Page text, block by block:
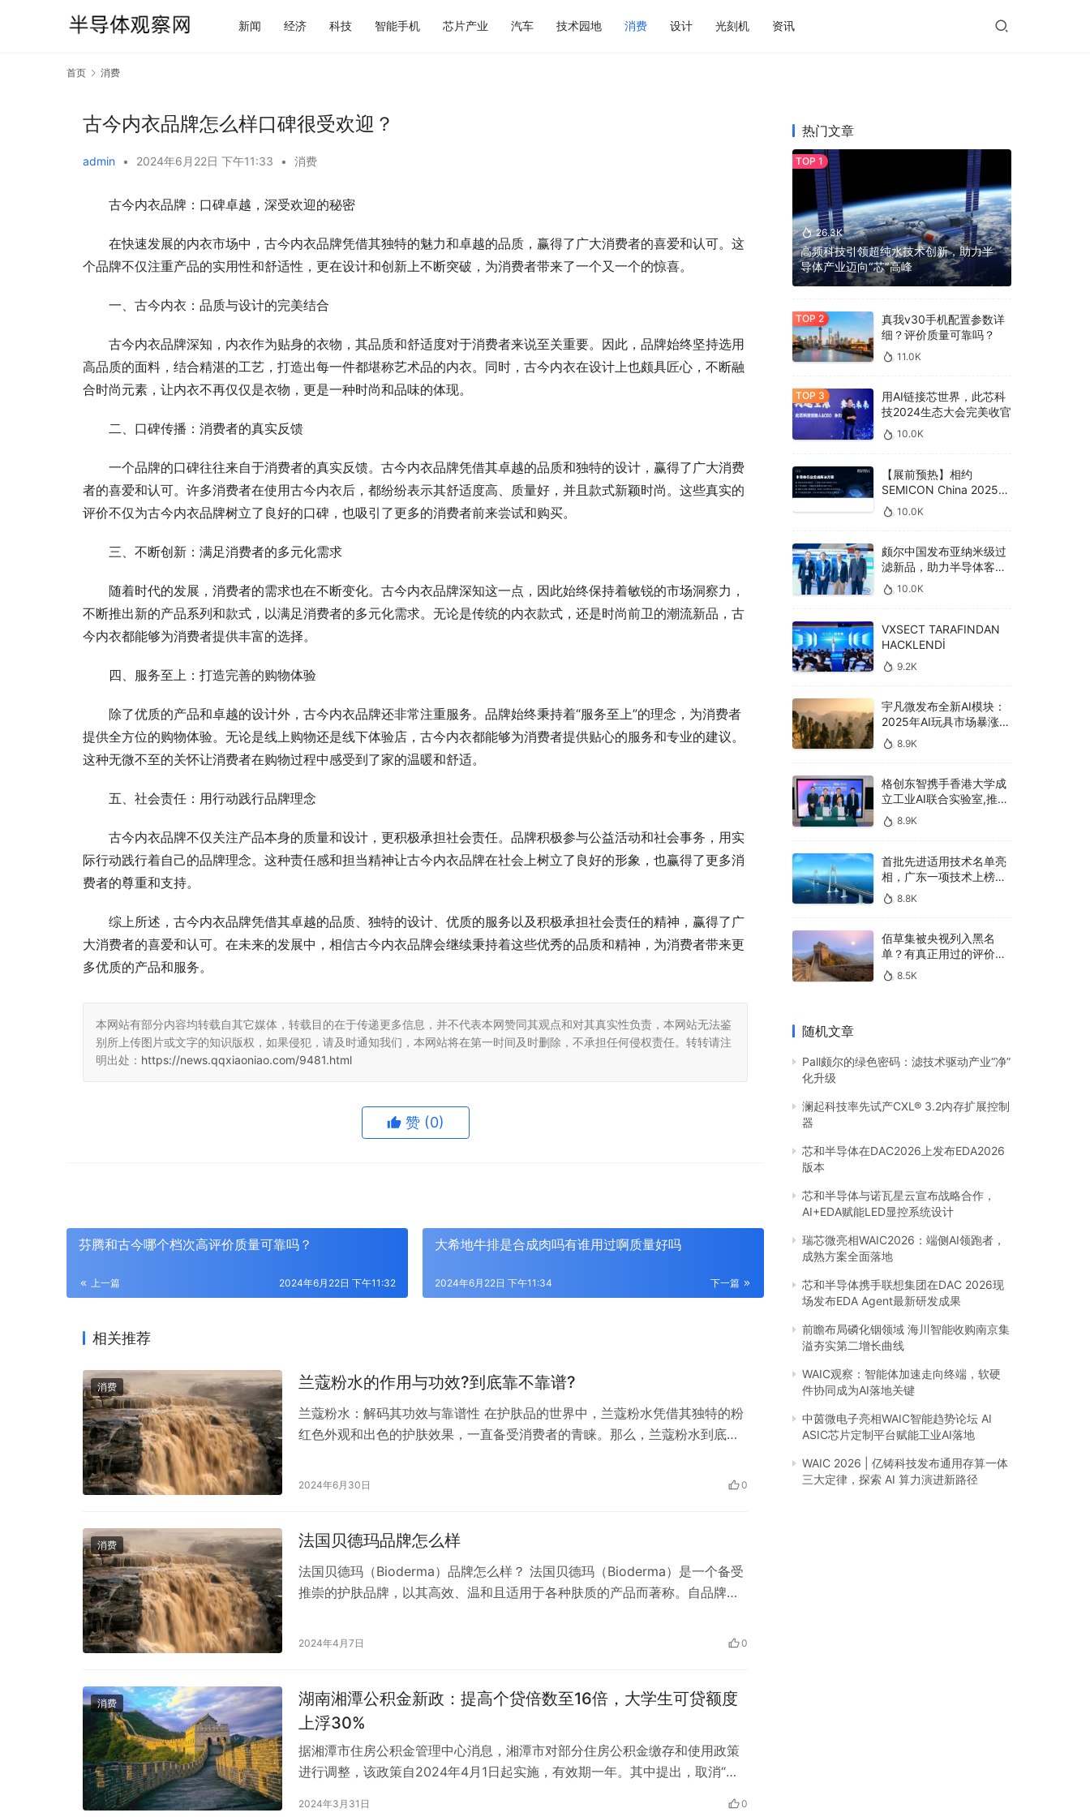
新闻 经济 科技 智能手机 芯片产业 汽车 技术园地 消费 设计 光刻机 资讯
首页 消费
古今内衣品牌怎么样口碑很受欢迎？
admin • 2024年6月22日 下午11:33 • 消费
古今内衣品牌：口碑卓越，深受欢迎的秘密
在快速发展的内衣市场中，古今内衣品牌凭借其独特的魅力和卓越的品质，赢得了广大消费者的喜爱和认可。这
个品牌不仅注重产品的实用性和舒适性，更在设计和创新上不断突破，为消费者带来了一个又一个的惊喜。
一、古今内衣：品质与设计的完美结合
古今内衣品牌深知，内衣作为贴身的衣物，其品质和舒适度对于消费者来说至关重要。因此，品牌始终坚持选用
高品质的面料，结合精湛的工艺，打造出每一件都堪称艺术品的内衣。同时，古今内衣在设计上也颇具匠心，不断融
合时尚元素，让内衣不再仅仅是衣物，更是一种时尚和品味的体现。
二、口碑传播：消费者的真实反馈
一个品牌的口碑往往来自于消费者的真实反馈。古今内衣品牌凭借其卓越的品质和独特的设计，赢得了广大消费
者的喜爱和认可。许多消费者在使用古今内衣后，都纷纷表示其舒适度高、质量好，并且款式新颖时尚。这些真实的
评价不仅为古今内衣品牌树立了良好的口碑，也吸引了更多的消费者前来尝试和购买。
三、不断创新：满足消费者的多元化需求
随着时代的发展，消费者的需求也在不断变化。古今内衣品牌深知这一点，因此始终保持着敏锐的市场洞察力，
不断推出新的产品系列和款式，以满足消费者的多元化需求。无论是传统的内衣款式，还是时尚前卫的潮流新品，古
今内衣都能够为消费者提供丰富的选择。
四、服务至上：打造完善的购物体验
除了优质的产品和卓越的设计外，古今内衣品牌还非常注重服务。品牌始终秉持着“服务至上”的理念，为消费者
提供全方位的购物体验。无论是线上购物还是线下体验店，古今内衣都能够为消费者提供贴心的服务和专业的建议。
这种无微不至的关怀让消费者在购物过程中感受到了家的温暖和舒适。
五、社会责任：用行动践行品牌理念
古今内衣品牌不仅关注产品本身的质量和设计，更积极承担社会责任。品牌积极参与公益活动和社会事务，用实
际行动践行着自己的品牌理念。这种责任感和担当精神让古今内衣品牌在社会上树立了良好的形象，也赢得了更多消
费者的尊重和支持。
综上所述，古今内衣品牌凭借其卓越的品质、独特的设计、优质的服务以及积极承担社会责任的精神，赢得了广
大消费者的喜爱和认可。在未来的发展中，相信古今内衣品牌会继续秉持着这些优秀的品质和精神，为消费者带来更
多优质的产品和服务。
本网站有部分内容均转载自其它媒体，转载目的在于传递更多信息，并不代表本网赞同其观点和对其真实性负责，本网站无法鉴
别所上传图片或文字的知识版权，如果侵犯，请及时通知我们，本网站将在第一时间及时删除，不承担任何侵权责任。转转请注
明出处： https://news.qqxiaoniao.com/9481.html
赞 (0)
芬腾和古今哪个档次高评价质量可靠吗？
上一篇 2024年6月22日 下午11:32
大希地牛排是合成肉吗有谁用过啊质量好吗
下一篇
2024年6月22日 下午11:34
相关推荐
消费 兰蔻粉水的作用与功效?到底靠不靠谱?
兰蔻粉水：解码其功效与靠谱性 在护肤品的世界中，兰蔻粉水凭借其独特的粉
红色外观和出色的护肤效果，一直备受消费者的青睐。那么，兰蔻粉水到底有
这个问题。 首先，我们来看看兰蔻粉水的主要功效。兰蔻粉水富含多种天然植
2024年6月30日 0
消费 法国贝德玛品牌怎么样
法国贝德玛（Bioderma）品牌怎么样？ 法国贝德玛（Bioderma）是一个备受
推崇的护肤品牌，以其高效、温和且适用于各种肤质的产品而著称。自品牌成
消费者的需求。 一、品牌背景与理念 法国贝德玛成立于1978年，由法国生物
2024年4月7日 0
消费
湖南湘潭公积金新政：提高个贷倍数至16倍，大学生可贷额度
上浮30%
据湘潭市住房公积金管理中心消息，湘潭市对部分住房公积金缴存和使用政策
进行调整，该政策自2024年4月1日起实施，有效期一年。其中提出，取消“灵
上”的限制条件；住房公积金贷款额度计算公式中，借款申请人和共同借款申请
2024年3月31日 0
热门文章
26.3K
高频科技引领超纯水技术创新，助力半
导体产业迈向“芯”高峰
真我v30手机配置参数详
细？评价质量可靠吗？
11.0K
用AI链接芯世界，此芯科
技2024生态大会完美收官
10.0K
【展前预热】相约
SEMICON China 2025，
德克威尔总线解决方案革
新助力半导体设备高效升
10.0K
颇尔中国发布亚纳米级过
滤新品，助力半导体客户
良率提升
10.0K
VXSECT TARAFINDAN
HACKLENDİ
9.2K
宇凡微发布全新AI模块：
2025年AI玩具市场暴涨
400亿，90%传统厂商的
生死战即将打响
8.9K
格创东智携手香港大学成
立工业AI联合实验室,推进
AMHS智能物料搬运调度
系统研发
8.9K
首批先进适用技术名单亮
相，广东一项技术上榜，
有何独特之处？
8.8K
佰草集被央视列入黑名
单？有真正用过的评价
吗？8.5K
随机文章
Pall颇尔的绿色密码：滤技术驱动产业“净”
化升级
澜起科技率先试产CXL® 3.2内存扩展控制
器
芯和半导体在DAC2026上发布EDA2026
版本
芯和半导体与诺瓦星云宣布战略合作，
AI+EDA赋能LED显控系统设计
瑞芯微亮相WAIC2026：端侧AI领跑者，
成熟方案全面落地
芯和半导体携手联想集团在DAC 2026现
场发布EDA Agent最新研发成果
前瞻布局磷化铟领域 海川智能收购南京集
溢夯实第二增长曲线
WAIC观察：智能体加速走向终端，软硬
件协同成为AI落地关键
中茵微电子亮相WAIC智能趋势论坛 AI
ASIC芯片定制平台赋能工业AI落地
WAIC 2026 | 亿铸科技发布通用存算一体
三大定律，探索 AI 算力演进新路径